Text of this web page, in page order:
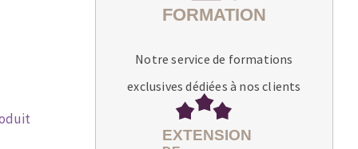
Notre service de formations
exclusives dédiées à nos clients